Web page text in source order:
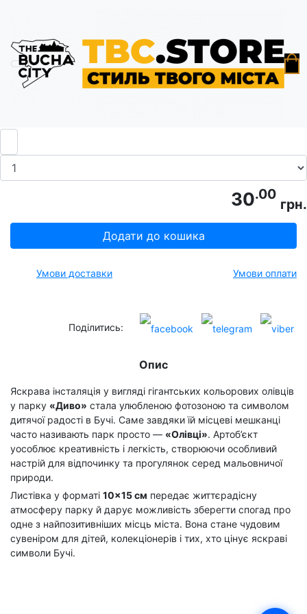
Листівка «Парк Диво»
30.00
грн.
Додати до кошика
Умови доставки Умови оплати
Поділитись:
Опис
Яскрава інсталяція у вигляді гігантських кольорових олівців
у парку «Диво» стала улюбленою фотозоною та символом
дитячої радості в Бучі. Саме завдяки їй місцеві мешканці
часто називають парк просто — «Олівці». Артоб’єкт
уособлює креативність і легкість, створюючи особливий
настрій для відпочинку та прогулянок серед мальовничої
природи.
Листівка у форматі 10×15 см передає життєрадісну
атмосферу парку й дарує можливість зберегти спогад про
одне з найпозитивніших місць міста. Вона стане чудовим
сувеніром для дітей, колекціонерів і тих, хто цінує яскраві
символи Бучі.